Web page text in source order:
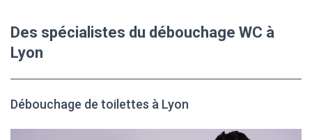
Des spécialistes du débouchage WC à
Lyon
Débouchage de toilettes à Lyon